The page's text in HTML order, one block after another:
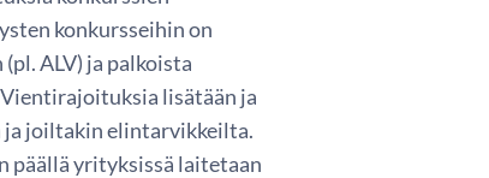
konkursseihin on
ALV) ja palkoista
lisätään ja
joiltakin elintarvikkeilta.
päällä yrityksissä laitetaan